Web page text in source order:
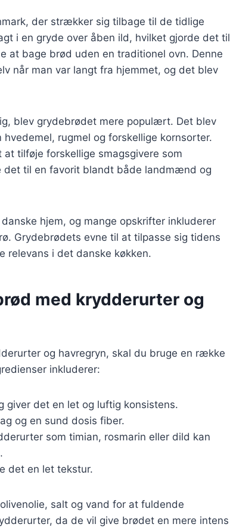
der strækker sig tilbage til de tidlige
i en gryde over åben ild, hvilket gjorde det til
at bage brød uden en traditionel ovn. Denne
når man var langt fra hjemmet, og det blev
blev grydebrødet mere populært. Det blev
rugmel og forskellige kornsorter.
tilføje forskellige smagsgivere som
det til en favorit blandt både landmænd og
hjem, og mange opskrifter inkluderer
Grydebrødets evne til at tilpasse sig tidens
relevans i det danske køkken.
med krydderurter og
og havregryn, skal du bruge en række
inkluderer:
giver det en let og luftig konsistens.
og en sund dosis fiber.
som timian, rosmarin eller dild kan
det en let tekstur.
salt og vand for at fuldende
da de vil give brødet en mere intens